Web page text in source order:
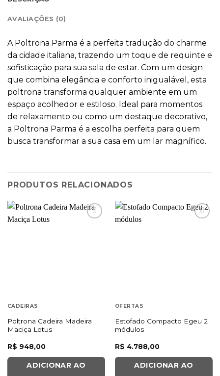
AVALIAÇÕES (0)
A Poltrona Parma é a perfeita tradução do charme
da cidade italiana, trazendo um toque de requinte e
sofisticação para sua sala de estar. Com um design
que combina elegância e conforto inigualável, esta
poltrona transforma qualquer ambiente em um
espaço acolhedor e estiloso. Ideal para momentos
de relaxamento ou como um destaque decorativo,
a Poltrona Parma é a escolha perfeita para quem
busca transformar a sua casa em um lar magnífico.
PRODUTOS RELACIONADOS
CADEIRAS
Poltrona Cadeira Madeira
Maciça Lotus
R$ 948,00
ADICIONAR AO
OFERTAS
Estofado Compacto Egeu 2
módulos
R$ 4.788,00
ADICIONAR AO